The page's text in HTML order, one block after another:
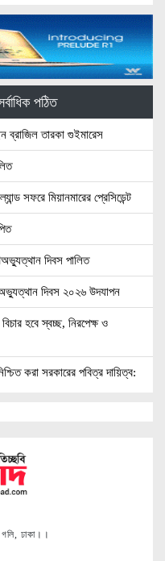
পঠিত
ব্রাজিল তারকা গুইমারেস
সফরে মিয়ানমারের প্রেসিডেন্ট
দিবস পালিত
দিবস ২০২৬ উদযাপন
হবে স্বচ্ছ, নিরপেক্ষ ও
করা সরকারের পবিত্র দায়িত্ব:
ও ‘এডু উইংস হাব’-এর নতুন
ঢাকা।।